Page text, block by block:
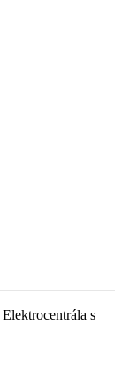
Elektrocentrála s